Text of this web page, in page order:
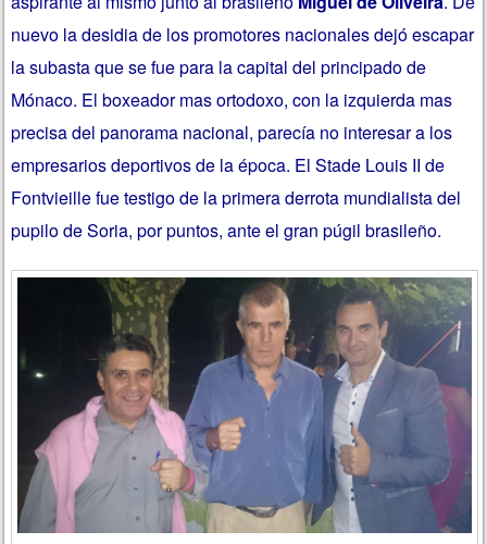
nuevo la desidia de los promotores nacionales dejó escapar
la subasta que se fue para la capital del principado de
Mónaco. El boxeador mas ortodoxo, con la izquierda mas
precisa del panorama nacional, parecía no interesar a los
empresarios deportivos de la época. El Stade Louis II de
Fontvieille fue testigo de la primera derrota mundialista del
pupilo de Soria, por puntos, ante el gran púgil brasileño.